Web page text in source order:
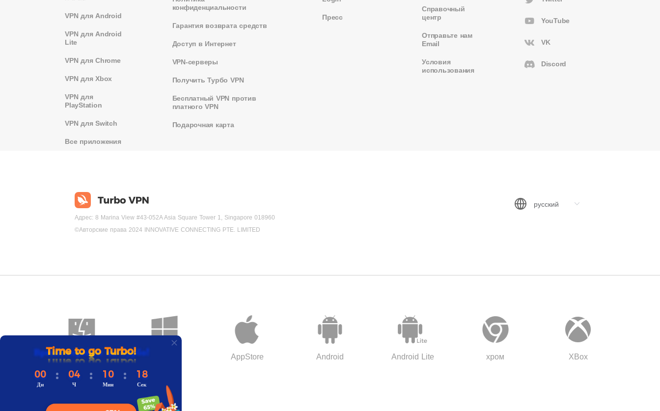
VPN для Android
VPN для Android
Lite
VPN для Chrome
VPN для Xbox
VPN для
PlayStation
VPN для Switch
Все приложения
конфиденциальности
Гарантия возврата средств
Доступ в Интернет
VPN-серверы
Получить Турбо VPN
Бесплатный VPN против
платного VPN
Подарочная карта
Пресс
Справочный
центр
Отправьте нам
Email
Условия
использования
YouTube
VK
Discord
Адрес: 8 Marina View #43-052A Asia Square Tower 1, Singapore 018960
©Авторские права 2024 INNOVATIVE CONNECTING PTE. LIMITED
Mac Windows AppStore Android Android Lite хром ХВох
Время перейти на Турбо!
00
Дн
04
Ч
10
Мин
17
Сек